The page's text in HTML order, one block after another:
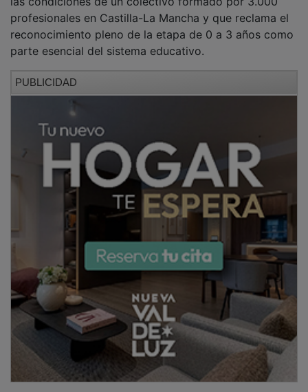
profesionales en Castilla-La Mancha y que reclama el
reconocimiento pleno de la etapa de 0 a 3 años como
parte esencial del sistema educativo.
Entre las demandas principales de los trabajadores
destaca la actualización de los salarios, ya que una
parte importante de las educadoras percibe
actualmente remuneraciones por debajo del Salario
Mínimo Interprofesional. Además de la cuestión
económica, el sector exige una reducción de las ratios
de alumnos por aula y la incorporación de apoyos
educativos para garantizar la calidad del servicio.
Estas reivindicaciones buscan integrarse en el futuro
Estatuto del Docente que se negocia a nivel nacional,
con el fin de establecer criterios uniformes de
seguridad y pedagogía en todo el país.
PUBLICIDAD